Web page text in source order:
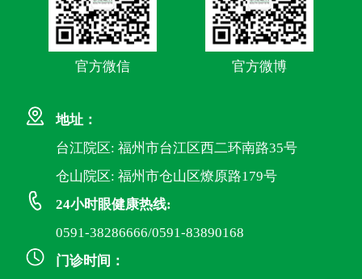
官方微信 官方微博
地址：
台江院区: 福州市台江区西二环南路35号
仓山院区: 福州市仓山区燎原路179号
24小时眼健康热线:
0591-38286666/0591-83890168
门诊时间：